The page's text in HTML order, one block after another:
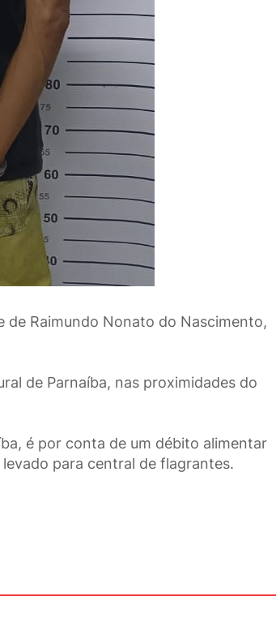
de Raimundo Nonato do Nascimento,
de Parnaíba, nas proximidades do
é por conta de um débito alimentar
para central de flagrantes.